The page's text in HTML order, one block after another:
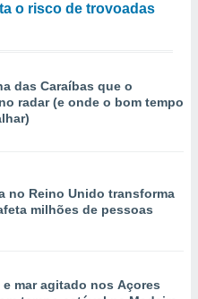
o risco de trovoadas
das Caraíbas que o
radar (e onde o bom tempo
no Reino Unido transforma
milhões de pessoas
mar agitado nos Açores